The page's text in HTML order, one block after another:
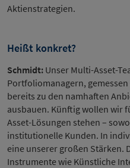
Aktienstrategien.
Heißt konkret?
Schmidt: Unser Multi-Asset-
Portfoliomanagern,
bereits zu den namhaften
ausbauen. Künftig wollen wir
Asset-Lösungen stehen –
institutionelle Kunden. In
eine unserer großen Stärken.
Instrumente wie Künstliche